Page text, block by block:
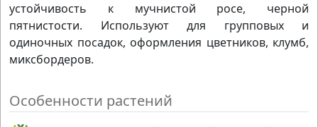
устойчивость к мучнистой росе, черной
пятнистости. Используют для групповых и
одиночных посадок, оформления цветников, клумб,
миксбордеров.
Особенности растений